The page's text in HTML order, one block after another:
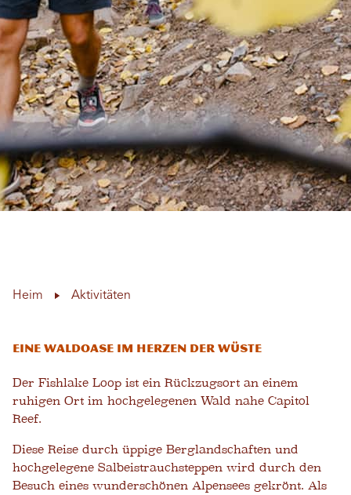
Heim Aktivitäten
Eine Waldoase im Herzen der Wüste
Der Fishlake Loop ist ein Rückzugsort an einem
ruhigen Ort im hochgelegenen Wald nahe Capitol
Reef.
Diese Reise durch üppige Berglandschaften und
hochgelegene Salbeistrauchsteppen wird durch den
Besuch eines wunderschönen Alpensees gekrönt. Als